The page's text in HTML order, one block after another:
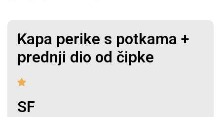
Kapa perike s potkama +
prednji dio od čipke
SF